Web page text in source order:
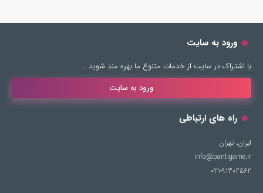
ورود به سایت
با اشتراک در سایت از خدمات متنوع ما بهره مند شوید …
ورود به سایت
راه های ارتباطی
ایران، تهران
info@pantigame.ir
021-91302562